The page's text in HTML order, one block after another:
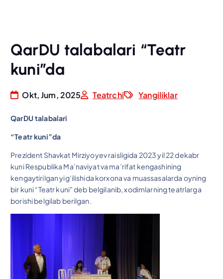
QarDU talabalari “Teatr
kuni”da
Okt, Jum, 2025 Teatrchi Yangiliklar
QarDU talabalari
“Teatr kuni”da
Prezident Shavkat Mirziyoyev raisligida 2023 yil 22 dekabr
kuni Respublika Ma’naviyat va ma’rifat kengashining
kengaytirilgan yig‘ilishida korxona va muassasalarda oyning
bir kuni “Teatr kuni” deb belgilanib, xodimlarning teatrlarga
borishi belgilab berilgan.